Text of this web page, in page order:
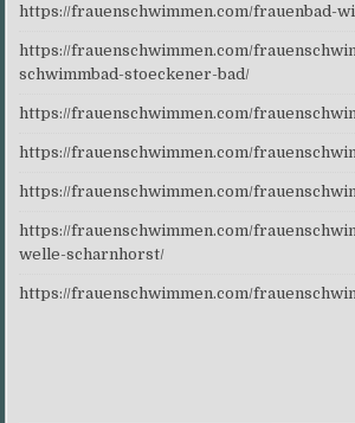
https://frauenschwimmen.com/frauenbad-
https://frauenschwimmen.com/
schwimmbad-stoeckener-bad/
https://frauenschwimmen.com/
https://frauenschwimmen.com/
https://frauenschwimmen.com/
https://frauenschwimmen.com/
welle-scharnhorst/
https://frauenschwimmen.com/